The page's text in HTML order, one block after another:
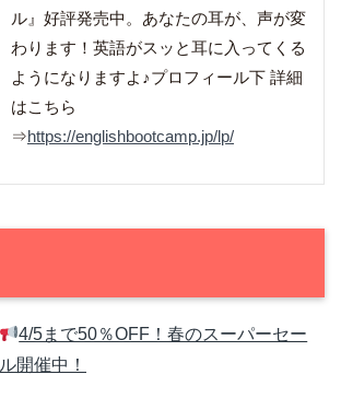
ル』好評発売中。あなたの耳が、声が変
わります！英語がスッと耳に入ってくる
ようになりますよ♪プロフィール下 詳細
はこちら
⇒https://englishbootcamp.jp/lp/
4/5まで50％OFF！春のスーパーセー
ル開催中！